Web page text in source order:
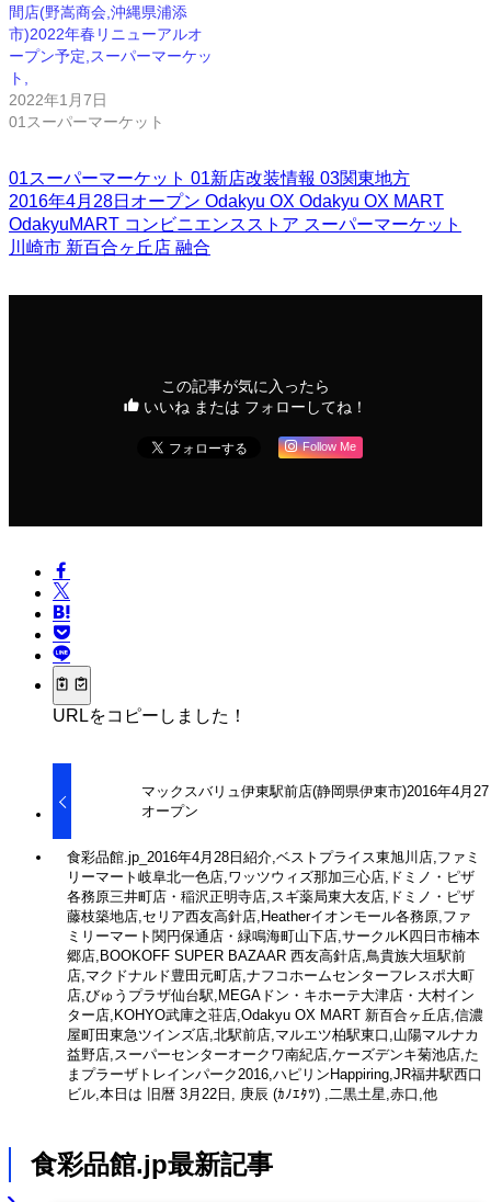
間店(野嵩商会,沖縄県浦添
市)2022年春リニューアルオ
ープン予定,スーパーマーケッ
ト,
2022年1月7日
01スーパーマーケット
01スーパーマーケット 01新店改装情報 03関東地方
2016年4月28日オープン Odakyu OX Odakyu OX MART
OdakyuMART コンビニエンスストア スーパーマーケット
川崎市 新百合ヶ丘店 融合
この記事が気に入ったら
いいね または フォローしてね！
Follow Me
URLをコピーしました！
マックスバリュ伊東駅前店(静岡県伊東市)2016年4月
オープン
食彩品館.jp_2016年4月28日紹介,ベストプライス東旭川店,ファミ
リーマート岐阜北一色店,ワッツウィズ那加三心店,ドミノ・ピザ
各務原三井町店・稲沢正明寺店,スギ薬局東大友店,ドミノ・ピザ
藤枝築地店,セリア西友高針店,Heatherイオンモール各務原,ファ
ミリーマート関円保通店・緑鳴海町山下店,サークルK四日市楠本
郷店,BOOKOFF SUPER BAZAAR 西友高針店,鳥貴族大垣駅前
店,マクドナルド豊田元町店,ナフコホームセンターフレスポ大町
店,びゅうプラザ仙台駅,MEGAドン・キホーテ大津店・大村イン
ター店,KOHYO武庫之荘店,Odakyu OX MART 新百合ヶ丘店,信濃
屋町田東急ツインズ店,北駅前店,マルエツ柏駅東口,山陽マルナカ
益野店,スーパーセンターオークワ南紀店,ケーズデンキ菊池店,た
まプラーザトレインパーク2016,ハピリンHappiring,JR福井駅西口
ビル,本日は 旧暦 3月22日, 庚辰 (ｶﾉｴﾀﾂ) ,二黒土星,赤口,他
食彩品館.jp最新記事